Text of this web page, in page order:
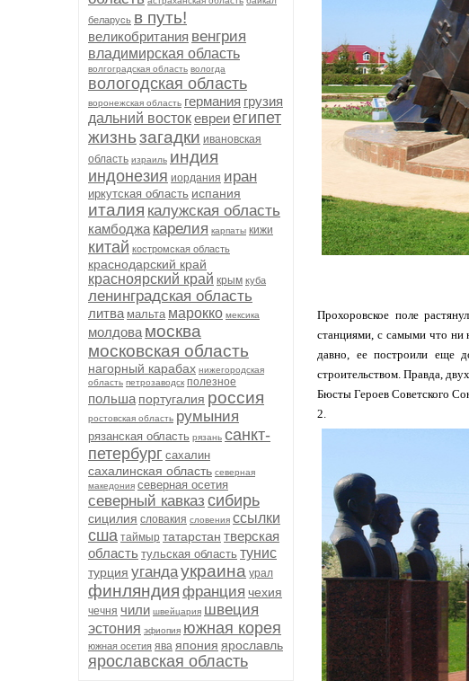
беларусь в путь!
великобритания венгрия
владимирская область
волгоградская область вологда
вологодская область
воронежская область германия грузия
дальний востокевреиегипет
жизньзагадки ивановская
область израиль индия
индонезия иордания иран
иркутская область испания
италия калужская область
камбоджа карелия карпаты кижи
китай костромская область
краснодарский край
красноярский край крым куба
ленинградская область
литва мальта марокко мексика
молдова москва
московская область
нагорный карабах нижегородская
область петрозаводск полезное
польша португалия россия
ростовская область румыния
рязанская область рязань санкт-
петербург сахалин
сахалинская область северная
македония северная осетия
северный кавказ сибирь
сицилия словакия словения ссылки
сша таймыр татарстан тверская
область тульская область тунис
турция угандаукраина урал
финляндия франция чехия
чечня чили швейцария швеция
эстония эфиопия южная корея
южная осетия ява япония ярославль
ярославская область
Прохоровское поле
станциями, с самыми что ни
давно, ее построили еще
строительством. Правда,
Бюсты Героев Советского
2.